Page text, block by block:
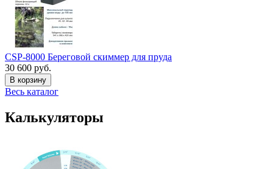
CSP-8000 Береговой скиммер для пруда
30 600 руб.
В корзину
Весь каталог
Калькуляторы